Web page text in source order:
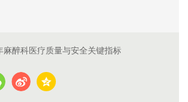
麻醉科医疗质量与安全关键指标